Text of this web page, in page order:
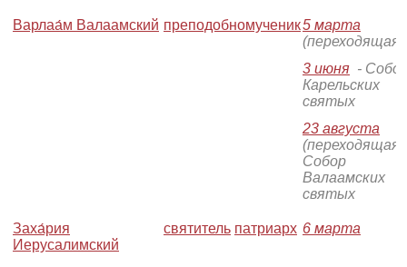
Варлаа́м Валаамский преподобномученик5 марта
(переходящая)
3 июня -
Карельских
святых
23 августа
(переходящая)
Собор
Валаамских
святых
Заха́рия
Иерусалимский
святитель патриарх 6 марта